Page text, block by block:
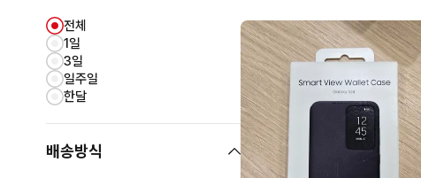
전체
1일
3일
일주일
한달
배송방식